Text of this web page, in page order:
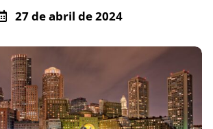
27 de abril de 2024